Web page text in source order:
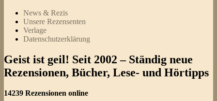
News & Rezis
Unsere Rezensenten
Verlage
Datenschutzerklärung
Geist ist geil! Seit 2002 – Ständig neue
Rezensionen, Bücher, Lese- und Hörtipps
14239 Rezensionen online